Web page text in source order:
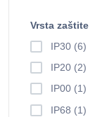
Vrsta zaštite
IP30 (6)
IP20 (2)
IP00 (1)
IP68 (1)